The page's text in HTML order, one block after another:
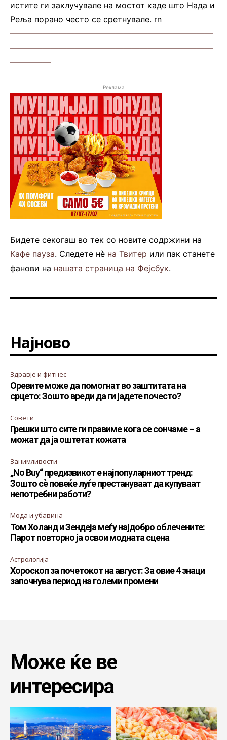
истите ги заклучувале на мостот каде што Нада и
Реља порано често се сретнувале. rn
—————————————————————————
—————————————————————————
—————
Реклама
Бидете секогаш во тек со новите содржини на
Кафе пауза. Следете нè на Твитер или пак станете
фанови на нашата страница на Фејсбук.
Најново
Здравје и фитнес
Оревите може да помогнат во заштитата на
срцето: Зошто вреди да ги јадете почесто?
Совети
Грешки што сите ги правиме кога се сончаме – а
можат да ја оштетат кожата
Занимливости
„No Buy“ предизвикот е најпопуларниот тренд:
Зошто сè повеќе луѓе престануваат да купуваат
непотребни работи?
Мода и убавина
Том Холанд и Зендеја меѓу најдобро облечените:
Парот повторно ја освои модната сцена
Астрологија
Хороскоп за почетокот на август: За овие 4 знаци
започнува период на големи промени
Може ќе ве
интересира